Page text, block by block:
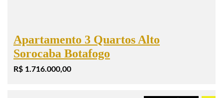
Apartamento 3 Quartos Alto
Sorocaba Botafogo
R$ 1.716.000,00